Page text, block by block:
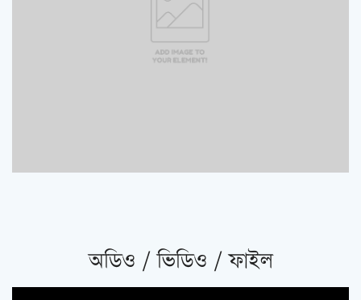
অডিও / ভিডিও / ফাইল